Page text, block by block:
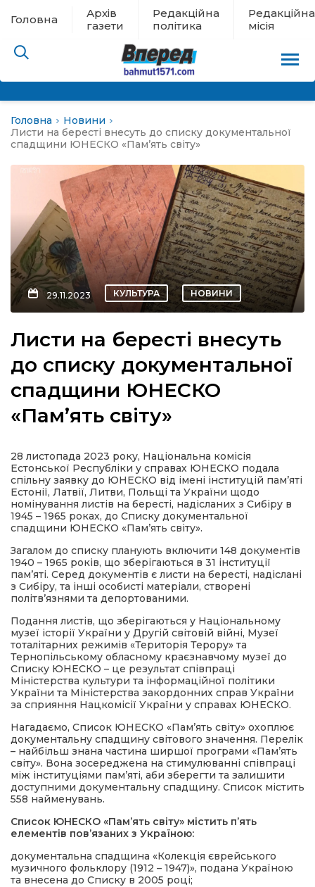
Головна
Архів
газети
Редакційна
політика
Редакційна
місія
евакуації
новини
політика
місія
Головна
Новини
Листи на бересті внесуть до списку документальної
спадщини ЮНЕСКО «Пам’ять світу»
29.11.2023 КУЛЬТУРА НОВИНИ
Листи на бересті внесуть
до списку документальної
спадщини ЮНЕСКО
«Пам’ять світу»
28 листопада 2023 року, Національна комісія
Естонської Республіки у справах ЮНЕСКО подала
спільну заявку до ЮНЕСКО від імені інституцій пам’яті
Естонії, Латвії, Литви, Польщі та України щодо
номінування листів на бересті, надісланих з Сибіру в
1945 – 1965 роках, до Списку документальної
спадщини ЮНЕСКО «Пам’ять світу».
Загалом до списку планують включити 148 документів
1940 – 1965 років, що зберігаються в 31 інституції
пам’яті. Серед документів є листи на бересті, надіслані
з Сибіру, та інші особисті матеріали, створені
політв’язнями та депортованими.
Подання листів, що зберігаються у Національному
музеї історії України у Другій світовій війні, Музеї
тоталітарних режимів «Територія Терору» та
Тернопільському обласному краєзнавчому музеї до
Списку ЮНЕСКО – це результат співпраці
Міністерства культури та інформаційної політики
України та Міністерства закордонних справ України
за сприяння Нацкомісії України у справах ЮНЕСКО.
Нагадаємо, Список ЮНЕСКО «Пам’ять світу» охоплює
документальну спадщину світового значення. Перелік
– найбільш знана частина ширшої програми «Пам’ять
світу». Вона зосереджена на стимулюванні співпраці
між інституціями пам’яті, аби зберегти та залишити
доступними документальну спадщину. Список містить
558 найменувань.
Список ЮНЕСКО «Пам’ять світу» містить п’ять
елементів пов’язаних з Україною:
документальна спадщина «Колекція єврейського
музичного фольклору (1912 – 1947)», подана Україною
та внесена до Списку в 2005 році;